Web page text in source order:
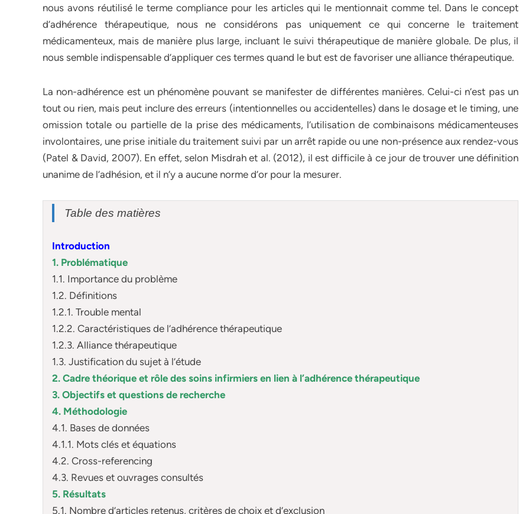
nous avons réutilisé le terme compliance pour les articles qui le mentionnait comme tel. Dans le concept
d’adhérence thérapeutique, nous ne considérons pas uniquement ce qui concerne le traitement
médicamenteux, mais de manière plus large, incluant le suivi thérapeutique de manière globale. De plus, il
nous semble indispensable d’appliquer ces termes quand le but est de favoriser une alliance thérapeutique.
La non-adhérence est un phénomène pouvant se manifester de différentes manières. Celui-ci n’est pas un
tout ou rien, mais peut inclure des erreurs (intentionnelles ou accidentelles) dans le dosage et le timing, une
omission totale ou partielle de la prise des médicaments, l’utilisation de combinaisons médicamenteuses
involontaires, une prise initiale du traitement suivi par un arrêt rapide ou une non-présence aux rendez-vous
(Patel & David, 2007). En effet, selon Misdrah et al. (2012), il est difficile à ce jour de trouver une définition
unanime de l’adhésion, et il n’y a aucune norme d’or pour la mesurer.
Table des matières
Introduction
1. Problématique
1.1. Importance du problème
1.2. Définitions
1.2.1. Trouble mental
1.2.2. Caractéristiques de l’adhérence thérapeutique
1.2.3. Alliance thérapeutique
1.3. Justification du sujet à l’étude
2. Cadre théorique et rôle des soins infirmiers en lien à l’adhérence thérapeutique
3. Objectifs et questions de recherche
4. Méthodologie
4.1. Bases de données
4.1.1. Mots clés et équations
4.2. Cross-referencing
4.3. Revues et ouvrages consultés
5. Résultats
5.1. Nombre d’articles retenus, critères de choix et d’exclusion